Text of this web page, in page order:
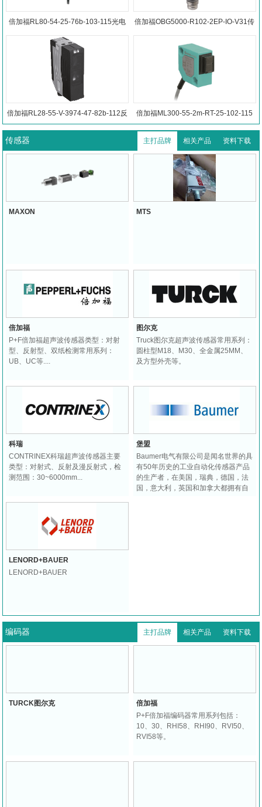
倍加福RL80-54-25-76b-103-115光电
开关
倍加福OBG5000-R102-2EP-IO-V31传
感器
倍加福RL28-55-V-3974-47-82b-112反
倍加福ML300-55-2m-RT-25-102-115
传感器 主打品牌 相关产品 资料下载
MAXON MTS
倍加福
P+F倍加福超声波传感器类型：对射
型、反射型、双纸检测常用系列：
UB、UC等....
图尔克
Truck图尔克超声波传感器常用系列：
圆柱型M18、M30、全金属25MM、
及方型外壳等。
科瑞
CONTRINEX科瑞超声波传感器主要
类型：对射式、反射及漫反射式，检
测范围：30~6000mm...
堡盟
Baumer电气有限公司是闻名世界的具
有50年历史的工业自动化传感器产品
的生产者，在美国，瑞典，德国，法
国，意大利，英国和加拿大都拥有自
LENORD+BAUER
LENORD+BAUER
编码器 主打品牌 相关产品 资料下载
TURCK图尔克
倍加福
P+F倍加福编码器常用系列包括：
10、30、RHI58、RHI90、RVI50、
RVI58等。